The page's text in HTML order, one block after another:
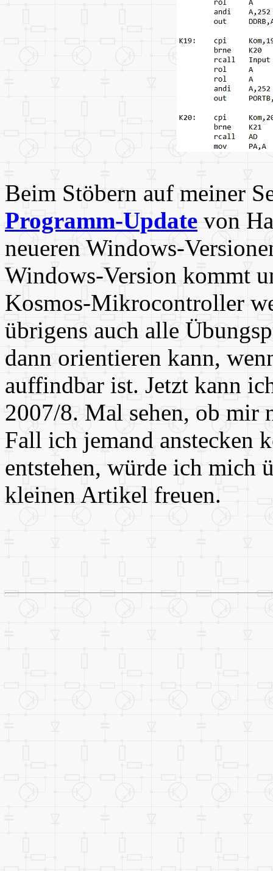
Beim Stöbern auf meiner
Programm-Update von
neueren Windows-
Windows-Version kommt
Kosmos-Mikrocontroller
übrigens auch alle
dann orientieren kann,
auffindbar ist. Jetzt kann
2007/8. Mal sehen, ob mir
Fall ich jemand anstecken
entstehen, würde ich mich
kleinen Artikel freuen.